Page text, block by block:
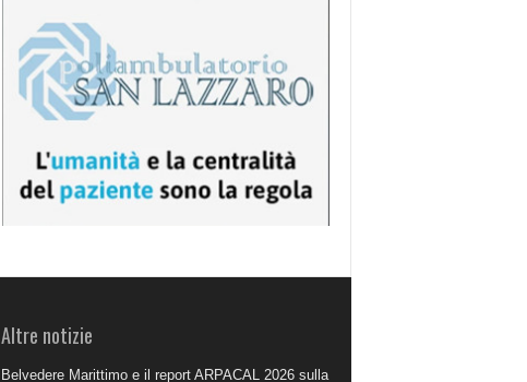
Altre notizie
Belvedere Marittimo e il report ARPACAL 2026 sulla